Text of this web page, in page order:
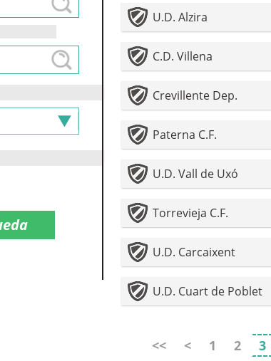
U.D. Alzira
C.D. Villena
Crevillente Dep.
Paterna C.F.
U.D. Vall de Uxó
Torrevieja C.F.
U.D. Carcaixent
U.D. Cuart de Poblet
<< < 1 2 3